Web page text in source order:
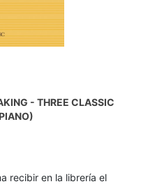
- THREE CLASSIC
recibir en la librería el